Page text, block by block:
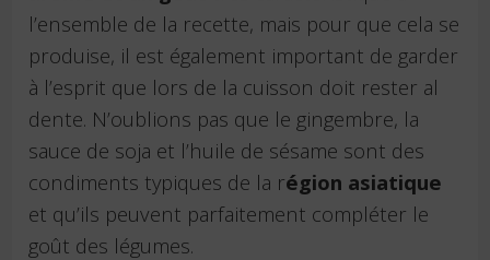
l’ensemble de la recette, mais pour que cela se
produise, il est également important de garder
à l’esprit que lors de la cuisson doit rester al
dente. N’oublions pas que le gingembre, la
sauce de soja et l’huile de sésame sont des
condiments typiques de la région asiatique
et qu’ils peuvent parfaitement compléter le
goût des légumes.